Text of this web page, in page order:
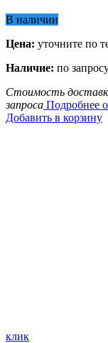
В наличии
Цена: уточните по
Наличие: по
Стоимость
запроса Подробнее
Добавить в корзину
клик